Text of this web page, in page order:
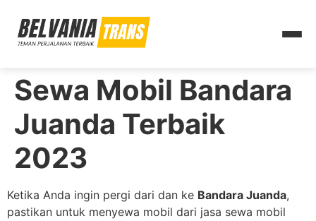
Sewa Mobil Bandara
Juanda Terbaik
2023
Ketika Anda ingin pergi dari dan ke Bandara Juanda,
pastikan untuk menyewa mobil dari jasa sewa mobil